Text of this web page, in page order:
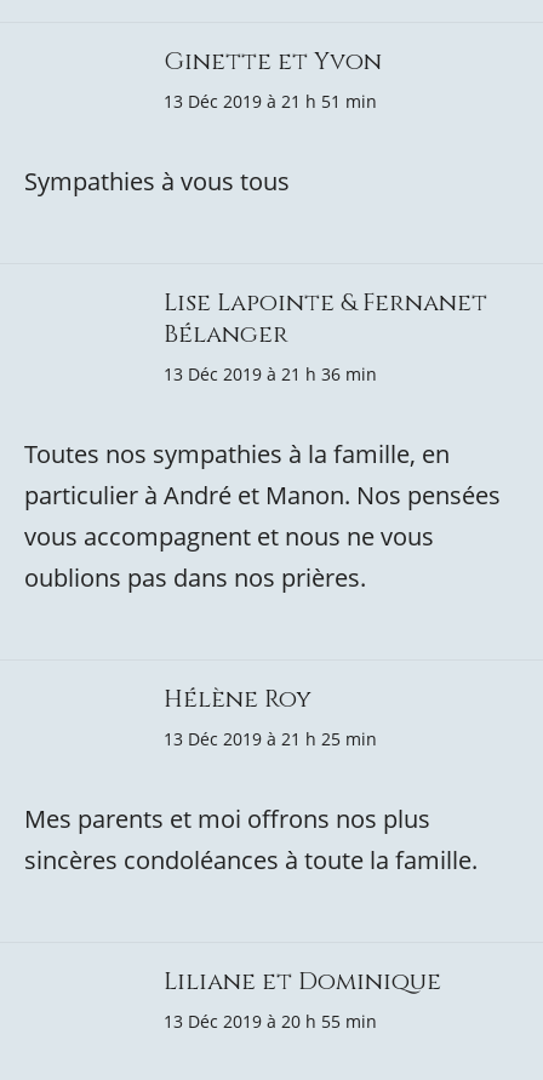
Ginette et Yvon
13 Déc 2019 à 21 h 51 min
Sympathies à vous tous
Lise Lapointe & Fernanet
Bélanger
13 Déc 2019 à 21 h 36 min
Toutes nos sympathies à la famille, en
particulier à André et Manon. Nos pensées
vous accompagnent et nous ne vous
oublions pas dans nos prières.
Hélène Roy
13 Déc 2019 à 21 h 25 min
Mes parents et moi offrons nos plus
sincères condoléances à toute la famille.
Liliane et Dominique
13 Déc 2019 à 20 h 55 min